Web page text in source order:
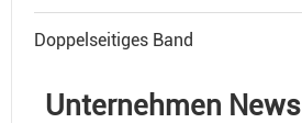
Doppelseitiges Band
Unternehmen News